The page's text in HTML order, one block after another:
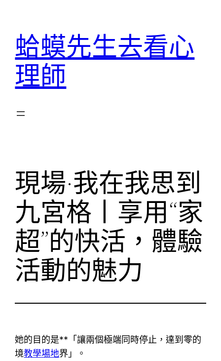
蛤蟆先生去看心
理師
現場·我在我思到
九宮格丨享用“家
超”的快活，體驗
活動的魅力
她的目的是**「讓兩個極端同時停止，達到零的
境教學場地界」。